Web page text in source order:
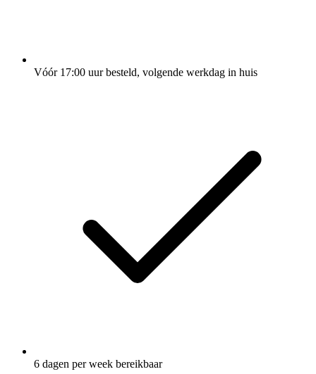
Vóór 17:00 uur besteld, volgende werkdag in huis
6 dagen per week bereikbaar